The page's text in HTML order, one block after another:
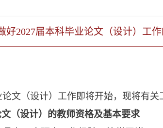
好2027届本科毕业论文（设计）工作
文（设计）工作即将开始，现将有关
（设计）的教师资格及基本要求